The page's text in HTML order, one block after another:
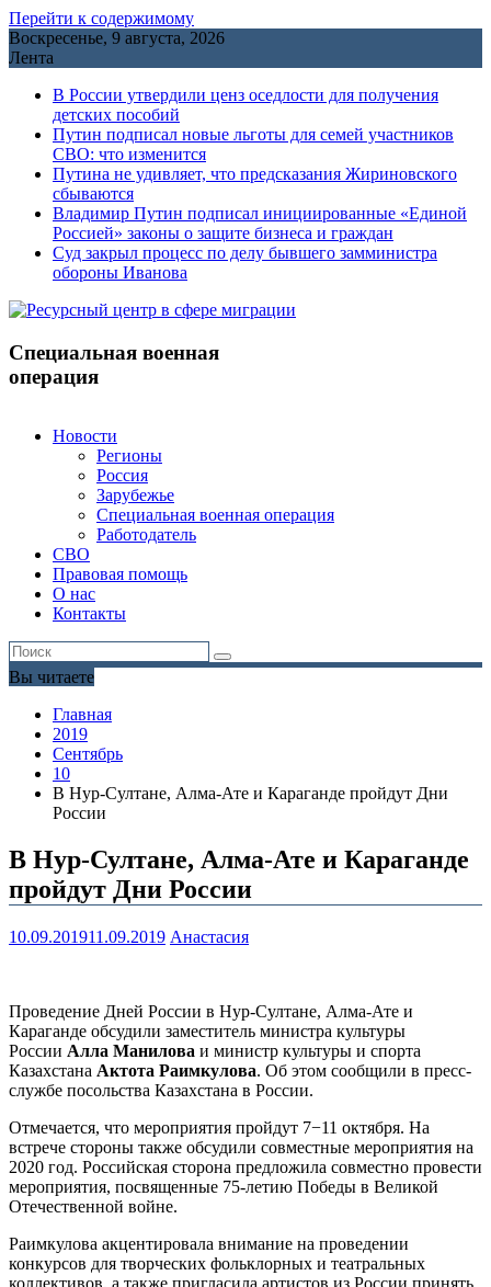
Перейти к содержимому
Воскресенье, 9 августа, 2026
Лента
В России утвердили ценз оседлости для получения
детских пособий
Путин подписал новые льготы для семей участников
СВО: что изменится
Путина не удивляет, что предсказания Жириновского
сбываются
Владимир Путин подписал инициированные «Единой
Россией» законы о защите бизнеса и граждан
Cуд закрыл процесс по делу бывшего замминистра
обороны Иванова
Специальная военная
операция
Новости
Регионы
Россия
Зарубежье
Специальная военная операция
Работодатель
СВО
Правовая помощь
О нас
Контакты
Вы читаете
Главная
2019
Сентябрь
10
В Нур-Султане, Алма-Ате и Караганде пройдут Дни
России
В Нур-Султане, Алма-Ате и Караганде
пройдут Дни России
10.09.201911.09.2019 Анастасия
Проведение Дней России в Нур-Султане, Алма-Ате и
Караганде обсудили заместитель министра культуры
России Алла Манилова и министр культуры и спорта
Казахстана Актота Раимкулова. Об этом сообщили в пресс-
службе посольства Казахстана в России.
Отмечается, что мероприятия пройдут 7−11 октября. На
встрече стороны также обсудили совместные мероприятия на
2020 год. Российская сторона предложила совместно провести
мероприятия, посвященные 75-летию Победы в Великой
Отечественной войне.
Раимкулова акцентировала внимание на проведении
конкурсов для творческих фольклорных и театральных